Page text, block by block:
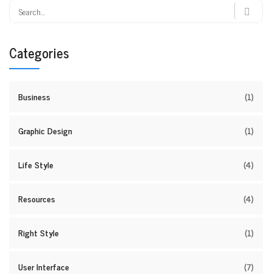
Categories
Business (1)
Graphic Design (1)
Life Style (4)
Resources (4)
Right Style (1)
User Interface (7)